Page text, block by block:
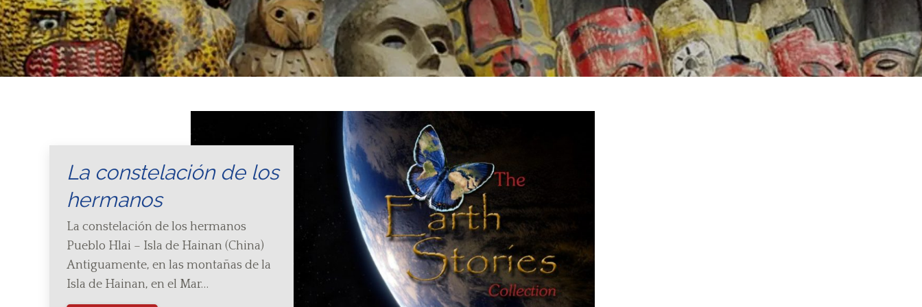
La constelación de los
hermanos
La constelación de los hermanos
Pueblo Hlai – Isla de Hainan (China)
Antiguamente, en las montañas de la
Isla de Hainan, en el Mar…